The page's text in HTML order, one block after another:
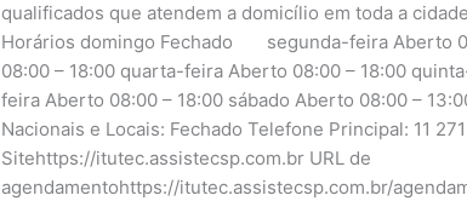
qualificados que atendem a domicílio em toda a
Horários domingo Fechado segunda-feira Aberto
08:00 – 18:00 quarta-feira Aberto 08:00 – 18:00
feira Aberto 08:00 – 18:00 sábado Aberto 08:00 –
Nacionais e Locais: Fechado Telefone Principal: 11
Sitehttps://itutec.assistecsp.com.br URL de
agendamentohttps://itutec.assistecsp.com.br/